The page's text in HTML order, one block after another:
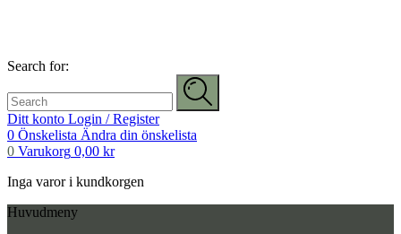
Search for:
Ditt konto Login / Register
0 Önskelista Ändra din önskelista
0 Varukorg 0,00 kr
Inga varor i kundkorgen
Huvudmeny